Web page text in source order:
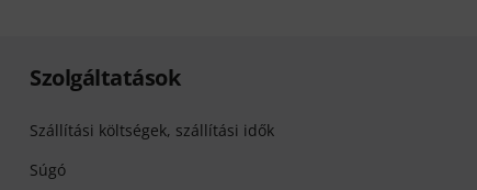
Szolgáltatások
Szállítási költségek, szállítási idők
Súgó